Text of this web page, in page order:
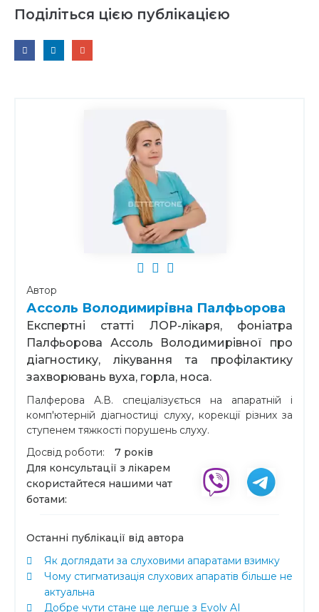
Поділіться цією публікацією
Автор
Ассоль Володимирівна Палфьорова
Експертні статті ЛОР-лікаря, фоніатра
Палфьорова Ассоль Володимирівної про
діагностику, лікування та профілактику
захворювань вуха, горла, носа.
Палферова А.В. спеціалізується на апаратній і
комп'ютерній діагностиці слуху, корекції різних за
ступенем тяжкості порушень слуху.
Досвід роботи:
7 років
Для консультації з лікарем
скористайтеся нашими чат
ботами:
Останні публікації від автора
Як доглядати за слуховими апаратами взимку
Чому стигматизація слухових апаратів більше не
актуальна
Добре чути стане ще легше з Evolv AI